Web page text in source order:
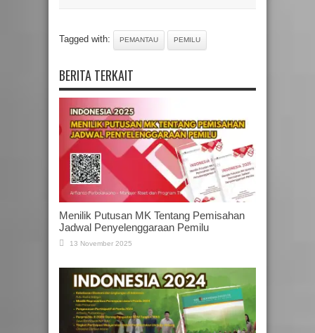
Tagged with: PEMANTAU PEMILU
BERITA TERKAIT
Menilik Putusan MK Tentang Pemisahan
Jadwal Penyelenggaraan Pemilu
13 November 2025